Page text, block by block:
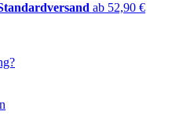
ab 52,90 €